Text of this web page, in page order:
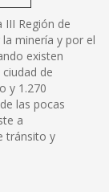
III Región de
minería y por el
existen
de
y 1.270
las pocas
a
tránsito y